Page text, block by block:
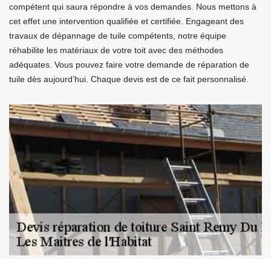
compétent qui saura répondre à vos demandes. Nous mettons à
cet effet une intervention qualifiée et certifiée. Engageant des
travaux de dépannage de tuile compétents, notre équipe
réhabilite les matériaux de votre toit avec des méthodes
adéquates. Vous pouvez faire votre demande de réparation de
tuile dès aujourd’hui. Chaque devis est de ce fait personnalisé.